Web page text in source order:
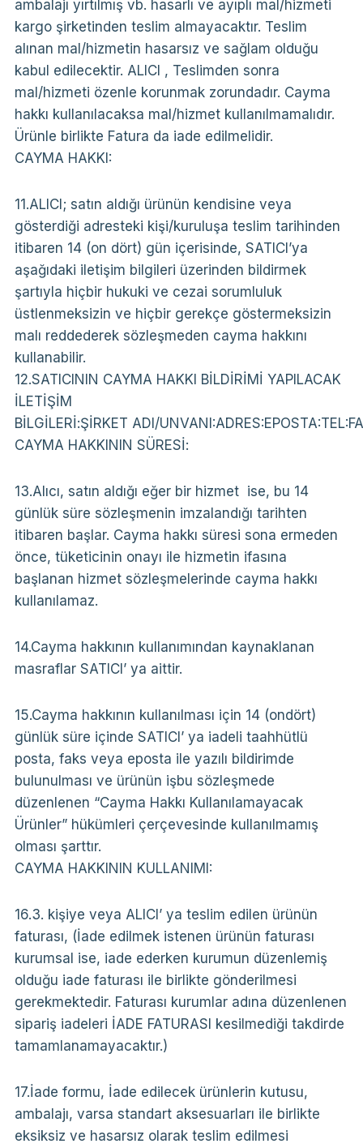
ambalajı yırtılmış vb. hasarlı ve ayıplı mal/hizmeti
kargo şirketinden teslim almayacaktır. Teslim
alınan mal/hizmetin hasarsız ve sağlam olduğu
kabul edilecektir. ALICI , Teslimden sonra
mal/hizmeti özenle korunmak zorundadır. Cayma
hakkı kullanılacaksa mal/hizmet kullanılmamalıdır.
Ürünle birlikte Fatura da iade edilmelidir.
CAYMA HAKKI:
11.ALICI; satın aldığı ürünün kendisine veya
gösterdiği adresteki kişi/kuruluşa teslim tarihinden
itibaren 14 (on dört) gün içerisinde, SATICI’ya
aşağıdaki iletişim bilgileri üzerinden bildirmek
şartıyla hiçbir hukuki ve cezai sorumluluk
üstlenmeksizin ve hiçbir gerekçe göstermeksizin
malı reddederek sözleşmeden cayma hakkını
kullanabilir.
12.SATICININ CAYMA HAKKI BİLDİRİMİ YAPILACAK
İLETİŞİM
BİLGİLERİ:ŞİRKET ADI/
CAYMA HAKKININ SÜRESİ:
13.Alıcı, satın aldığı eğer bir hizmet ise, bu 14
günlük süre sözleşmenin imzalandığı tarihten
itibaren başlar. Cayma hakkı süresi sona ermeden
önce, tüketicinin onayı ile hizmetin ifasına
başlanan hizmet sözleşmelerinde cayma hakkı
kullanılamaz.
14.Cayma hakkının kullanımından kaynaklanan
masraflar SATICI’ ya aittir.
15.Cayma hakkının kullanılması için 14 (ondört)
günlük süre içinde SATICI’ ya iadeli taahhütlü
posta, faks veya eposta ile yazılı bildirimde
bulunulması ve ürünün işbu sözleşmede
düzenlenen “Cayma Hakkı Kullanılamayacak
Ürünler” hükümleri çerçevesinde kullanılmamış
olması şarttır.
CAYMA HAKKININ KULLANIMI:
16.3. kişiye veya ALICI’ ya teslim edilen ürünün
faturası, (İade edilmek istenen ürünün faturası
kurumsal ise, iade ederken kurumun düzenlemiş
olduğu iade faturası ile birlikte gönderilmesi
gerekmektedir. Faturası kurumlar adına düzenlenen
sipariş iadeleri İADE FATURASI kesilmediği takdirde
tamamlanamayacaktır.)
17.İade formu, İade edilecek ürünlerin kutusu,
ambalajı, varsa standart aksesuarları ile birlikte
eksiksiz ve hasarsız olarak teslim edilmesi